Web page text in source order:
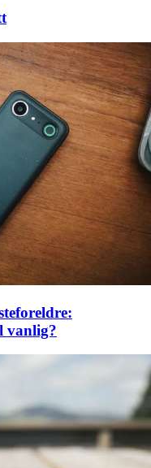
vanlig?